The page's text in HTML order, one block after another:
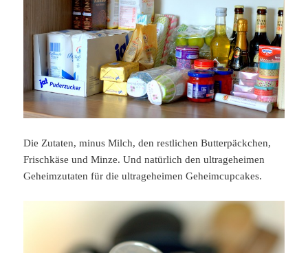
Die Zutaten, minus Milch, den restlichen Butterpäckchen,
Frischkäse und Minze. Und natürlich den ultrageheimen
Geheimzutaten für die ultrageheimen Geheimcupcakes.